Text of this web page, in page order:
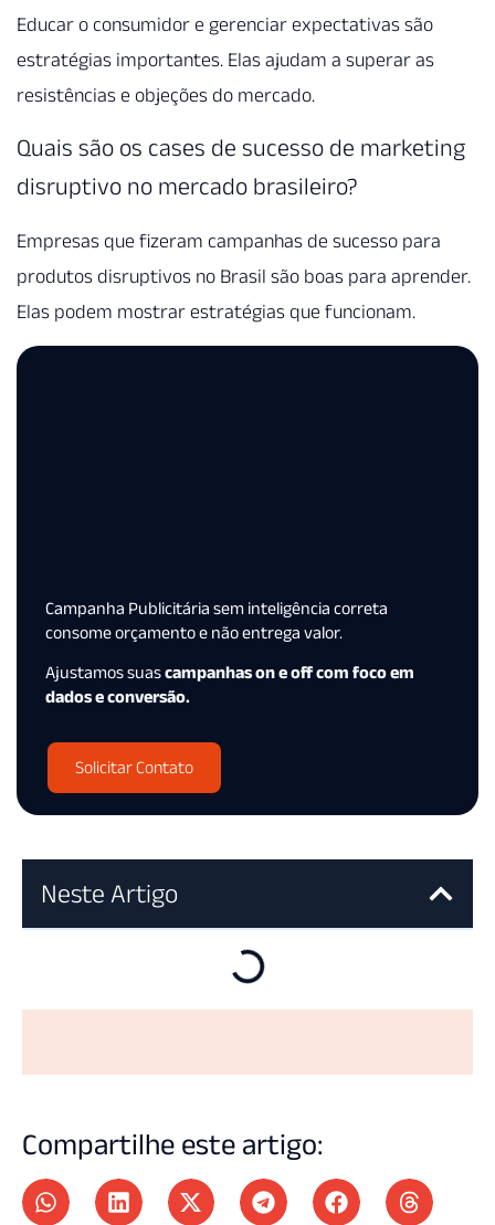
Educar o consumidor e gerenciar expectativas são
estratégias importantes. Elas ajudam a superar as
resistências e objeções do mercado.
Quais são os cases de sucesso de marketing
disruptivo no mercado brasileiro?
Empresas que fizeram campanhas de sucesso para
produtos disruptivos no Brasil são boas para aprender.
Elas podem mostrar estratégias que funcionam.
Campanha Publicitária sem inteligência correta
consome orçamento e não entrega valor.
Ajustamos suascampanhas on e off com foco em
dados e conversão.
Solicitar Contato
Neste Artigo
Compartilhe este artigo: